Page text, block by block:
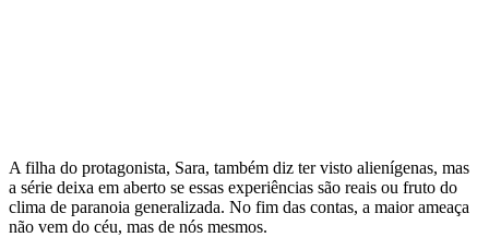
A filha do protagonista, Sara, também diz ter visto alienígenas, mas
a série deixa em aberto se essas experiências são reais ou fruto do
clima de paranoia generalizada. No fim das contas, a maior ameaça
não vem do céu, mas de nós mesmos.